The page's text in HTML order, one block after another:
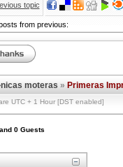
topic
from previous:
moteras » Primeras
UTC + 1 Hour [DST enabled]
0 Guests